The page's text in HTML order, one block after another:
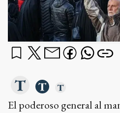
El poderoso general al